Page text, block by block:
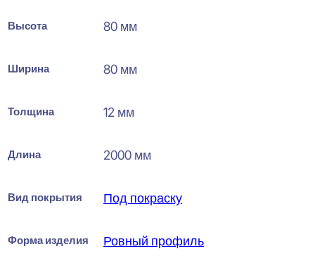
Высота 80 мм
Ширина 80 мм
Толщина 12 мм
Длина 2000 мм
Вид покрытия Под покраску
Форма изделия Ровный профиль